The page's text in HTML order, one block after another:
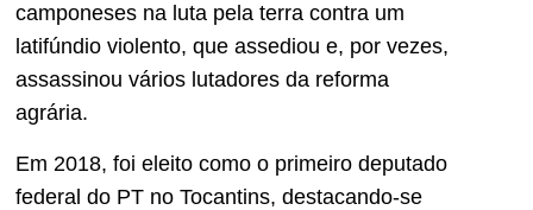
camponeses na luta pela terra contra um
latifúndio violento, que assediou e, por vezes,
assassinou vários lutadores da reforma
agrária.
Em 2018, foi eleito como o primeiro deputado
federal do PT no Tocantins, destacando-se